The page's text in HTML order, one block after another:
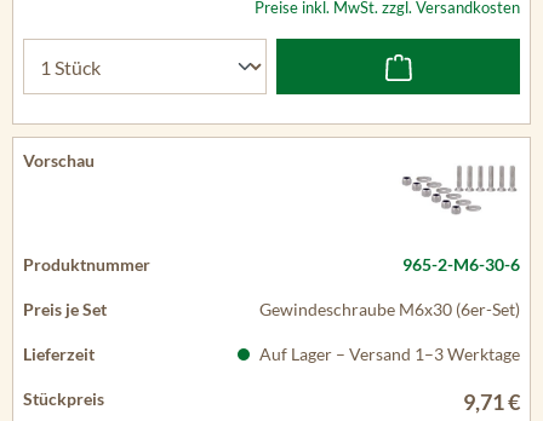
Preise inkl. MwSt. zzgl. Versandkosten
965-2-M6-30-6
Gewindeschraube M6x30 (6er-Set)
Auf Lager – Versand 1–3 Werktage
9,71 €